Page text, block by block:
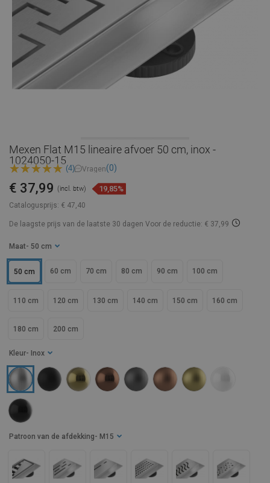
Mexen Flat M15 lineaire afvoer 50 cm, inox -
1024050-15
(4) Vragen(0)
Catalogusprijs: € 47,40
€ 37,99 (incl. btw) 19,85%
De laagste prijs van de laatste 30 dagen Voor de reductie: € 37,99
Maat - 50 cm
50 cm 60 cm 70 cm 80 cm 90 cm 100 cm
110 cm 120 cm 130 cm 140 cm 150 cm 160 cm
180 cm 200 cm
Kleur - Inox
Patroon van de afdekking - M15